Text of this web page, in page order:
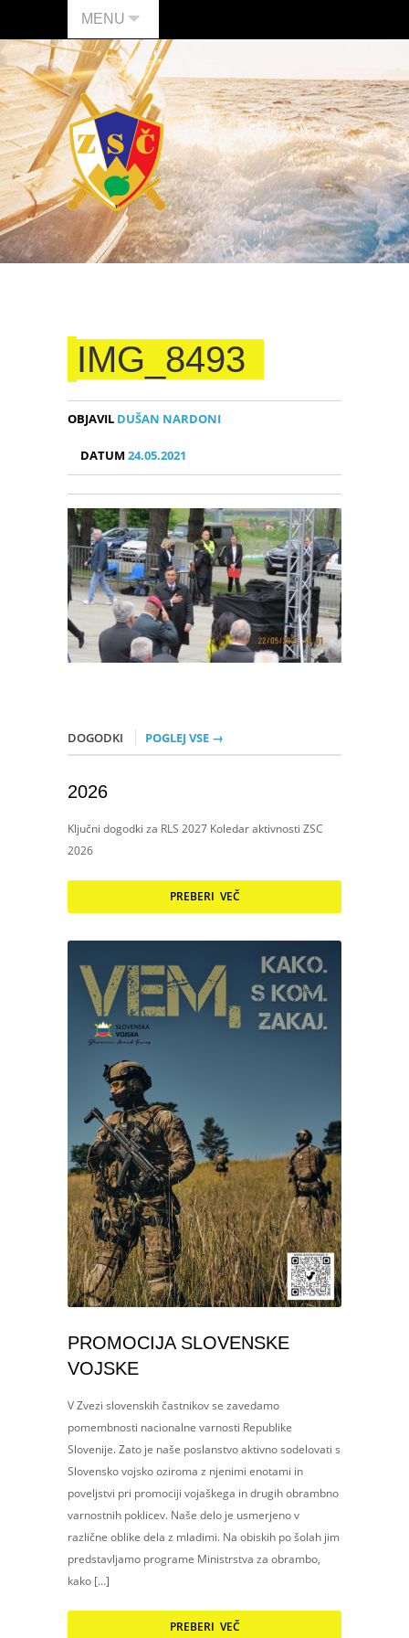
MENU
IMG_8493
OBJAVIL DUŠAN NARDONI
DATUM24.05.2021
DOGODKI POGLEJ VSE →
2026
Ključni dogodki za RLS 2027 Koledar aktivnosti ZSC
2026
PREBERI VEČ
PROMOCIJA SLOVENSKE
VOJSKE
V Zvezi slovenskih častnikov se zavedamo
pomembnosti nacionalne varnosti Republike
Slovenije. Zato je naše poslanstvo aktivno sodelovati s
Slovensko vojsko oziroma z njenimi enotami in
poveljstvi pri promociji vojaškega in drugih obrambno
varnostnih poklicev. Naše delo je usmerjeno v
različne oblike dela z mladimi. Na obiskih po šolah jim
predstavljamo programe Ministrstva za obrambo,
kako […]
PREBERI VEČ